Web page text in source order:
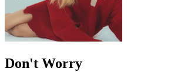
Don't Worry